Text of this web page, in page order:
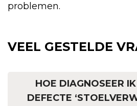
problemen.
VEEL GESTELDE
HOE DIAGNOSEER
DEFECTE